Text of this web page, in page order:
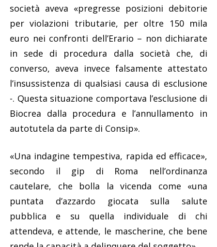
società aveva «pregresse posizioni debitorie
per violazioni tributarie, per oltre 150 mila
euro nei confronti dell’Erario – non dichiarate
in sede di procedura dalla società che, di
converso, aveva invece falsamente attestato
l’insussistenza di qualsiasi causa di esclusione
-. Questa situazione comportava l’esclusione di
Biocrea dalla procedura e l’annullamento in
autotutela da parte di Consip».
«Una indagine tempestiva, rapida ed efficace»,
secondo il gip di Roma nell’ordinanza
cautelare, che bolla la vicenda come «una
puntata d’azzardo giocata sulla salute
pubblica e su quella individuale di chi
attendeva, e attende, le mascherine, che bene